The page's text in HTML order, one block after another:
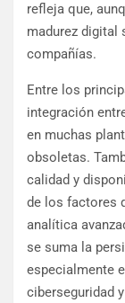
refleja que,
madurez digital
compañías.
Entre los
integración
en muchas
obsoletas.
calidad y
de los factores
analítica
se suma la
especialmente
ciberseguridad